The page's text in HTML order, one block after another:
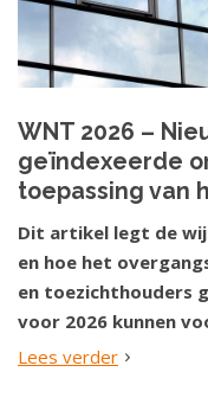
WNT 2026 –
geïndexeerde
toepassing van
Dit artikel legt de
en hoe het
en toezichthouders
voor 2026 kunnen
Lees verder